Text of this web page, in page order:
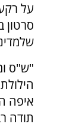
על
סרטון
"ש"ס
איפה
תודה